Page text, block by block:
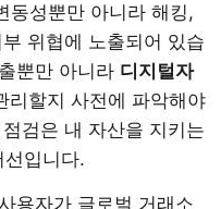
동성뿐만 아니라 해킹,
위협에 노출되어 있습
뿐만 아니라 디지털자
리할지 사전에 파악해야
검은 내 자산을 지키는
입니다.
용자가 글로벌 거래소